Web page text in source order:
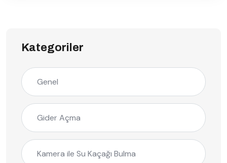
Kategoriler
Genel
Gider Açma
Kamera ile Su Kaçağı Bulma